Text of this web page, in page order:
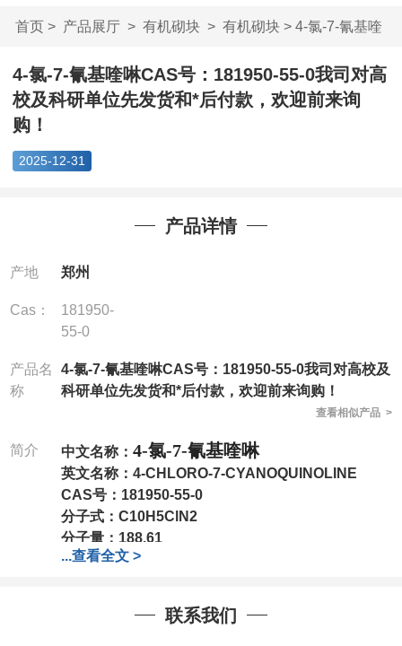
首页> 产品展厅> 有机砌块> 有机砌块> 4-氯-7-氰基喹
啉CAS号：181950...
4-氯-7-氰基喹啉CAS号：181950-55-0我司对高
校及科研单位先发货和*后付款，欢迎前来询
购！
2025-12-31
产品详情
产地 郑州
Cas：
181950-
55-0
产品名
称
4-氯-7-氰基喹啉CAS号：181950-55-0我司对高校及
科研单位先发货和*后付款，欢迎前来询购！
查看相似产品 >
简介 中文名称： 4-氯-7-氰基喹啉
英文名称： 4-CHLORO-7-CYANOQUINOLINE
CAS号： 181950-55-0
分子式： C10H5ClN2
分子量： 188.61
可根据客户需求进行分装
我司对高校及科研单位先发货和
...查看全文 >
联系我们